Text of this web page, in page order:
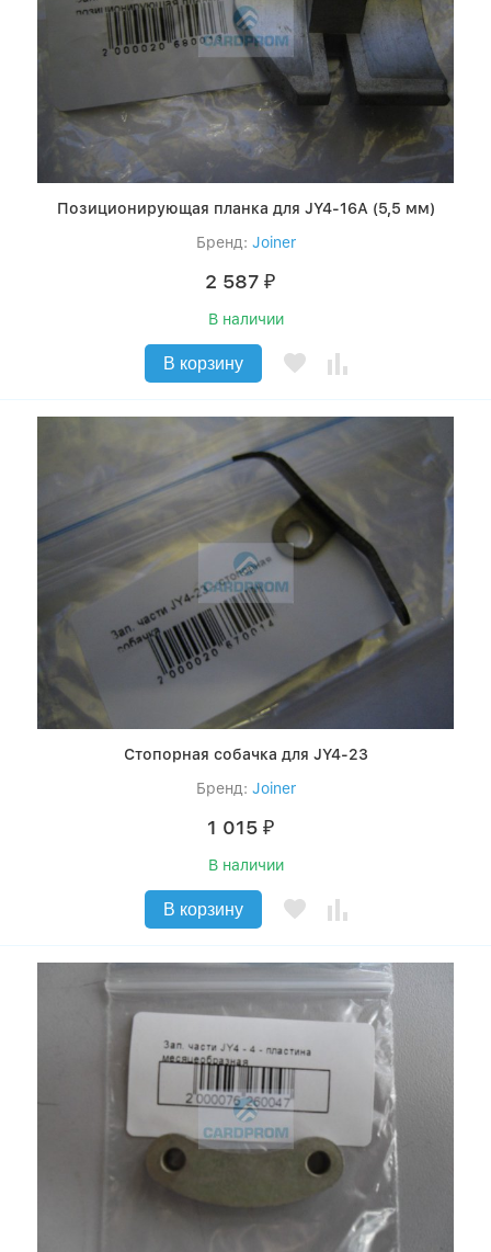
Позиционирующая планка для JY4-16А (5,5 мм)
Бренд: Joiner
2 587 ₽
В наличии
В корзину
Стопорная собачка для JY4-23
Бренд: Joiner
1 015 ₽
В наличии
В корзину